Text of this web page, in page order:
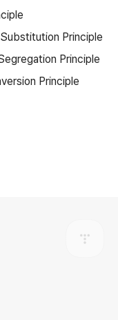
Substitution Principle
Principle
Principle